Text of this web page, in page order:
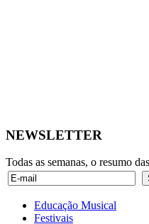
NEWSLETTER
Todas as semanas, o resumo
Educação Musical
Festivais